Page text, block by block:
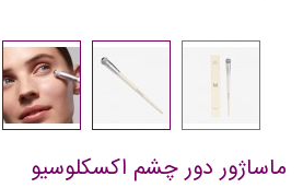
ماساژور دور چشم اکسکلوسیو